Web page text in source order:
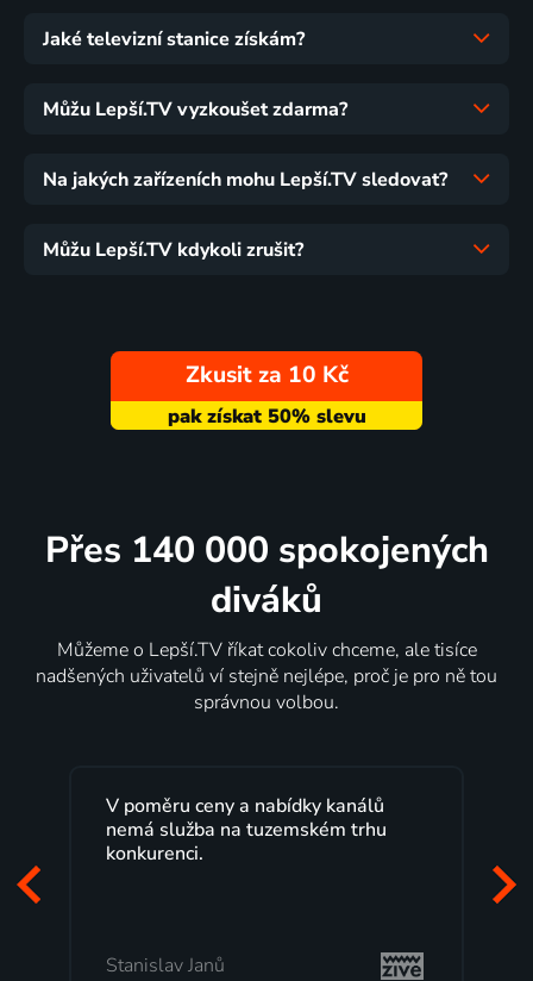
Jaké televizní stanice získám?
Můžu Lepší.TV vyzkoušet zdarma?
Na jakých zařízeních mohu Lepší.TV sledovat?
Můžu Lepší.TV kdykoli zrušit?
Zkusit za 10 Kč
Přes 140 000 spokojených
diváků
Můžeme o Lepší.TV říkat cokoliv chceme, ale tisíce
nadšených uživatelů ví stejně nejlépe, proč je pro ně tou
správnou volbou.
V poměru ceny a nabídky kanálů
nemá služba na tuzemském trhu
konkurenci.
Stanislav Janů